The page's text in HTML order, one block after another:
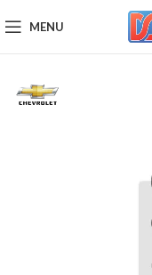
MENU